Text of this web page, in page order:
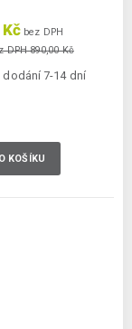
bez DPH
DPH 890,00 Kč
dodání 7-14 dní
KOŠÍKU